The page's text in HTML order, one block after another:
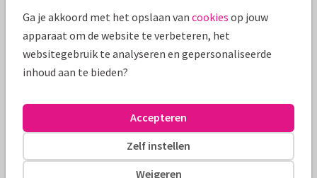
Productinformatie
ruimte voor twee leuke foto's. Verstuur zo een wel heel
persoonlijke verjaardagskaart
Alle kaarten zijn helemaal naar wens aan te passen
Ga je akkoord met het opslaan van cookies op jouw
apparaat om de website te verbeteren, het
websitegebruik te analyseren en gepersonaliseerde
inhoud aan te bieden?
Weigeren
Zelf instellen
Accepteren